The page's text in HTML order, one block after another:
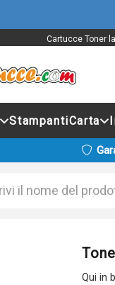
Cartucce Toner
StampantiCarta
Qui in